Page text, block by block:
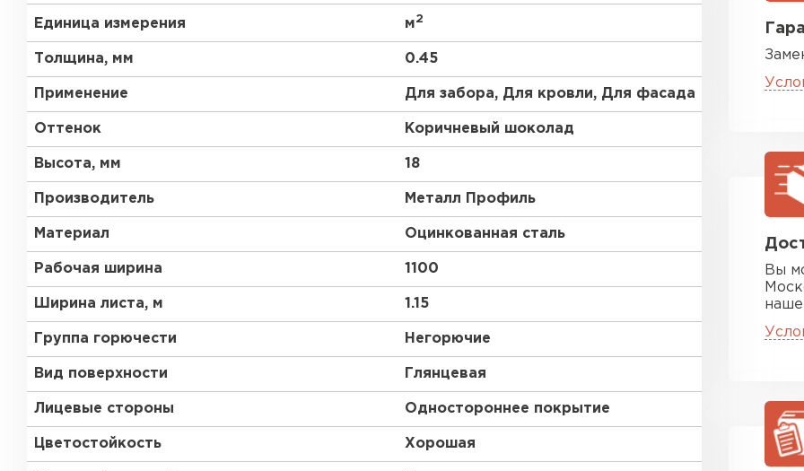
RAL 9010
RR 29 RR 35
RR 750 без покрытия
Единица измерения м2
Толщина, мм 0.45
Применение Для забора, Для кровли, Для фасада
Оттенок Коричневый шоколад
Высота, мм 18
Производитель Металл Профиль
Материал Оцинкованная сталь
Рабочая ширина 1100
Ширина листа, м 1.15
Группа горючести Негорючие
Вид поверхности Глянцевая
Лицевые стороны Одностороннее покрытие
Цветостойкость Хорошая
Вы
Цементно-